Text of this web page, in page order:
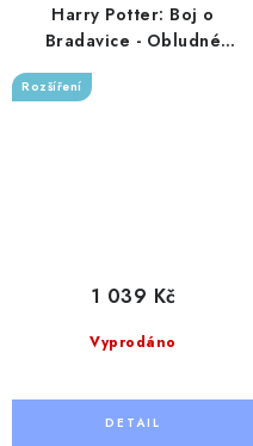
Harry Potter: Boj o
Bradavice - Obludné
Rozšíření
Vyprodáno
1 039 Kč